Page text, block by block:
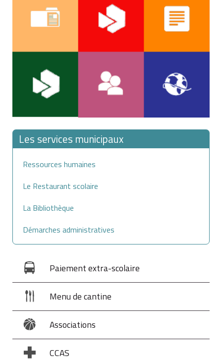
Les services municipaux
Ressources humaines
Le Restaurant scolaire
La Bibliothèque
Démarches administratives
Paiement extra-scolaire
Menu de cantine
Associations
CCAS